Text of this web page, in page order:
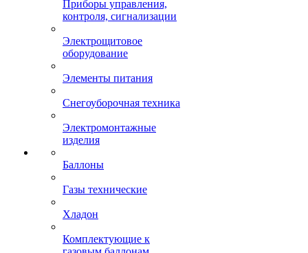
Приборы управления,
контроля, сигнализации
Электрощитовое
оборудование
Элементы питания
Снегоуборочная техника
Электромонтажные
изделия
Баллоны
Газы технические
Хладон
Комплектующие к